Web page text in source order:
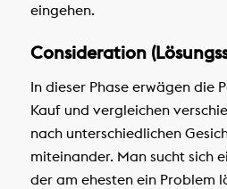
eingehen.
Consideration
In dieser Phase erwägen die
Kauf und vergleichen
nach unterschiedlichen
miteinander. Man sucht sich
der am ehesten ein Problem